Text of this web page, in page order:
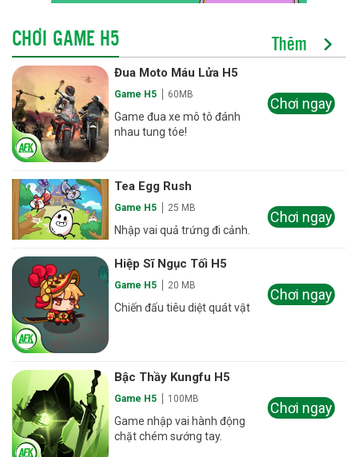
CHƠI GAME H5 Thêm
Đua Moto Máu Lửa H5
Game H5 60MB
Game đua xe mô tô đánh
nhau tung tóe!
Chơi ngay
Tea Egg Rush
Game H5 25 MB
Nhập vai quả trứng đi cảnh.
Chơi ngay
Hiệp Sĩ Ngục Tối H5
Game H5 20 MB
Chiến đấu tiêu diệt quát vật
Chơi ngay
Bậc Thầy Kungfu H5
Game H5 100MB
Game nhập vai hành động
chặt chém sướng tay.
Chơi ngay